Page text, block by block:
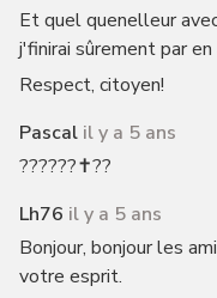
Et quel quenelleur
j'finirai sûrement par en
Respect, citoyen!
Pascal il y a 5 ans
??????✝️??
Lh76 il y a 5 ans
Bonjour, bonjour les
votre esprit.